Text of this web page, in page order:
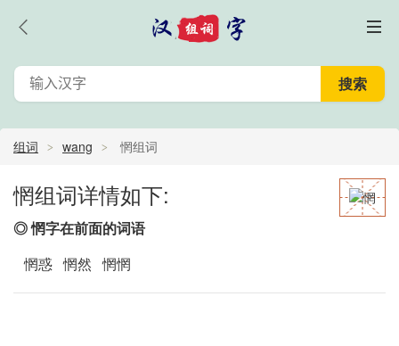
组词 wang 惘组词
惘组词详情如下:
◎ 惘字在前面的词语
惘惑 惘然 惘惘